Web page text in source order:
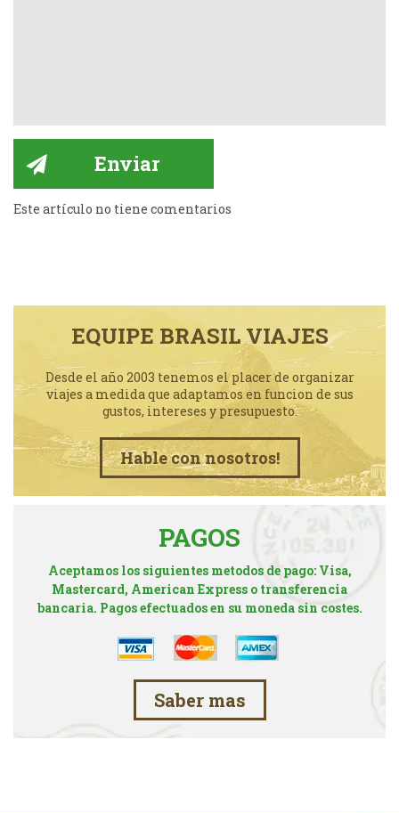
Este artículo no tiene comentarios
EQUIPE BRASIL VIAJES
Desde el año 2003 tenemos el placer de organizar
viajes a medida que adaptamos en funcion de sus
gustos, intereses y presupuesto.
Hable con nosotros!
PAGOS
Aceptamos los siguientes metodos de pago: Visa,
Mastercard, American Express o transferencia
bancaria. Pagos efectuados en su moneda sin costes.
Saber mas